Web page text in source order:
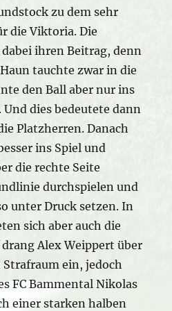
zu dem sehr
die Viktoria. Die
ihren Beitrag, denn
tauchte zwar in die
den Ball aber nur ins
dies bedeutete dann
Platzherren. Danach
ins Spiel und
die rechte Seite
durchspielen und
unter Druck setzen. In
sich aber auch die
Alex Weippert über
ein, jedoch
FC Bammental Nikolas
einer starken halben